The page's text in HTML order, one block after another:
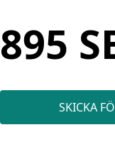
895
SKICKA